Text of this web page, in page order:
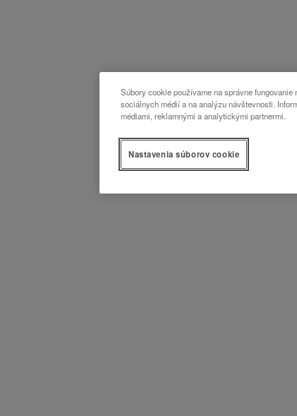
Súbory cookie používame na správne
sociálnych médií a na analýzu návštevnosti.
médiami, reklamnými a analytickými partnermi.
Nastavenia súborov cookie